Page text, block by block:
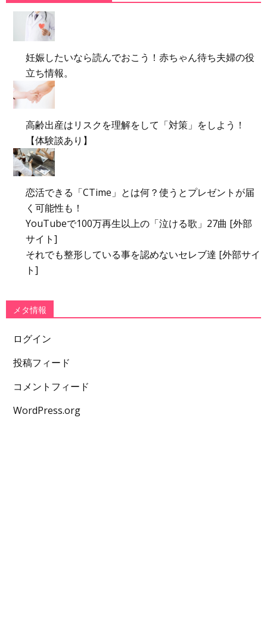
妊娠したいなら読んでおこう！赤ちゃん待ち夫婦の役
立ち情報。
高齢出産はリスクを理解をして「対策」をしよう！
【体験談あり】
恋活できる「CTime」とは何？使うとプレゼントが届
く可能性も！
YouTubeで100万再生以上の「泣ける歌」27曲 [外部
サイト]
それでも整形している事を認めないセレブ達 [外部サイ
ト]
メタ情報
ログイン
投稿フィード
コメントフィード
WordPress.org